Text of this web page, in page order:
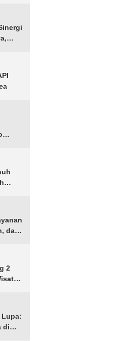
dan
2
Lupa:
di